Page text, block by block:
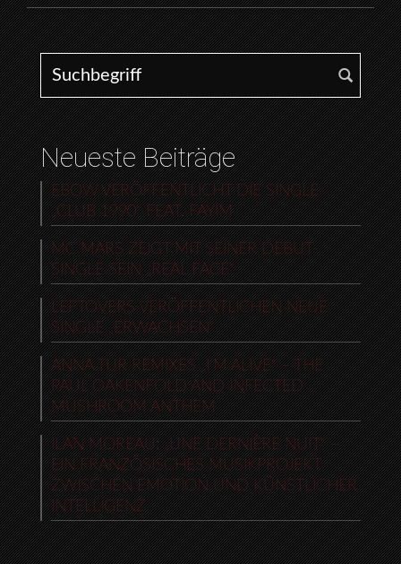
Search for:
Neueste Beiträge
EBOW VERÖFFENTLICHT DIE SINGLE
„CLUB 1990“ FEAT. FAYIM
MC MARS ZEIGT MIT SEINER DEBUT-
SINGLE SEIN „REAL FACE“
LEFTOVERS VERÖFFENTLICHEN NEUE
SINGLE „ERWACHSEN“
ANNA TUR REMIXES „I’M ALIVE“ – THE
PAUL OAKENFOLD AND INFECTED
MUSHROOM ANTHEM
ILAN MOREAU: „UNE DERNIÈRE NUIT“ –
EIN FRANZÖSISCHES MUSIKPROJEKT
ZWISCHEN EMOTION UND KÜNSTLICHER
INTELLIGENZ